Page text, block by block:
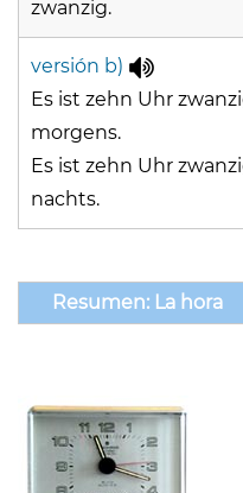
zwanzig.
versión b)
Es ist zehn Uhr
morgens.
Es ist zehn Uhr
nachts.
Resumen: La hora